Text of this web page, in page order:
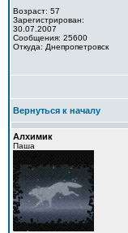
Возраст: 57
Зарегистрирован:
30.07.2007
Сообщения: 25600
Откуда: Днепропетровск
Вернуться к началу
Алхимик
Паша